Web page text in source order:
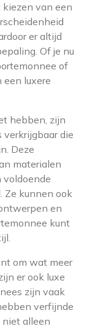
van een
er altijd
Of je nu
of
luxere
hebben, zijn
die
Deze
materialen
voldoende
Ze kunnen ook
en
kunt
om wat meer
er ook luxe
zijn vaak
verfijnde
niet alleen